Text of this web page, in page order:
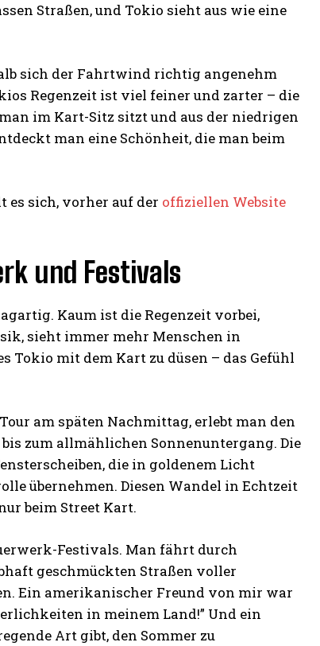
Straßen, und Tokio sieht aus wie eine
sich der Fahrtwind richtig angenehm
Regenzeit ist viel feiner und zarter – die
im Kart-Sitz sitzt und aus der niedrigen
man eine Schönheit, die man beim
es sich, vorher auf der offiziellen Website
und Festivals
Kaum ist die Regenzeit vorbei,
sieht immer mehr Menschen in
Tokio mit dem Kart zu düsen – das Gefühl
am späten Nachmittag, erlebt man den
zum allmählichen Sonnenuntergang. Die
die in goldenem Licht
übernehmen. Diesen Wandel in Echtzeit
beim Street Kart.
Festivals. Man fährt durch
geschmückten Straßen voller
Ein amerikanischer Freund von mir war
in meinem Land!” Und ein
Art gibt, den Sommer zu